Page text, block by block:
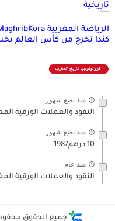
تاريخية
الرياضة المغربية MaghribKora
كندا تخرج من كأس العالم بخسارتها 3-0
منذ بضع شهور
النقود والعملات الورقية المغربية 1958 -
منذ بضع شهور
10 درهم1987
منذ عام
النقود والعملات الورقية المغربية 1950 - خمسة
جميع الحقوق